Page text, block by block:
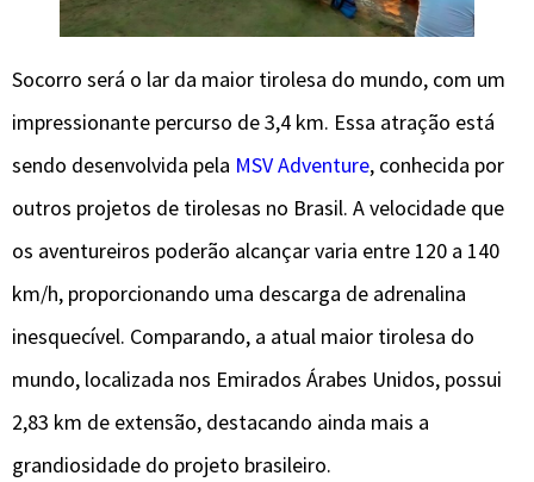
Socorro será o lar da maior tirolesa do mundo, com um
impressionante percurso de 3,4 km. Essa atração está
sendo desenvolvida pela MSV Adventure, conhecida por
outros projetos de tirolesas no Brasil. A velocidade que
os aventureiros poderão alcançar varia entre 120 a 140
km/h, proporcionando uma descarga de adrenalina
inesquecível. Comparando, a atual maior tirolesa do
mundo, localizada nos Emirados Árabes Unidos, possui
2,83 km de extensão, destacando ainda mais a
grandiosidade do projeto brasileiro.